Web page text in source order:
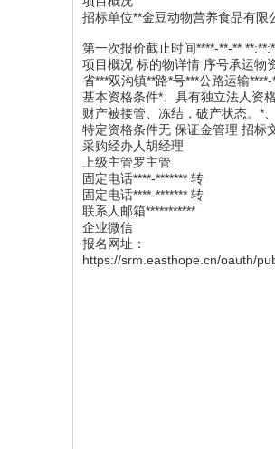
招标单位**金豆动物营养食品有限
第一次报价截止时间****-**-**
项目概况 标的物详情 序号承运物
省***双沟镇**路*号***公路运输
基本资格条件*、具有独立法人资
财产被接管、冻结，破产状态。*
特定资格条件无 保证金管理 招标
采购经办人胡经理
上级主管罗主管
固定电话****-******* 转
固定电话****-******* 转
联系人邮箱***********
企业微信
报名网址：
https://srm.easthope.cn/oauth/